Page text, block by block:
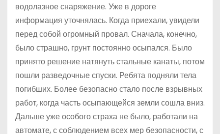
водолазное снаряжение. Уже в дороге
информация уточнялась. Когда приехали, увидели
перед собой огромный провал. Сначала, конечно,
было страшно, грунт постоянно осыпался. Было
принято решение натянуть стальные канаты, потом
пошли разведочные спуски. Ребята подняли тела
погибших. Более безопасно стало после взрывных
работ, когда часть осыпающейся земли сошла вниз.
Дальше уже особого страха не было, работали на
автомате, с соблюдением всех мер безопасности, с